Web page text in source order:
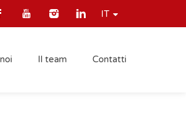
IT
Il team Contatti